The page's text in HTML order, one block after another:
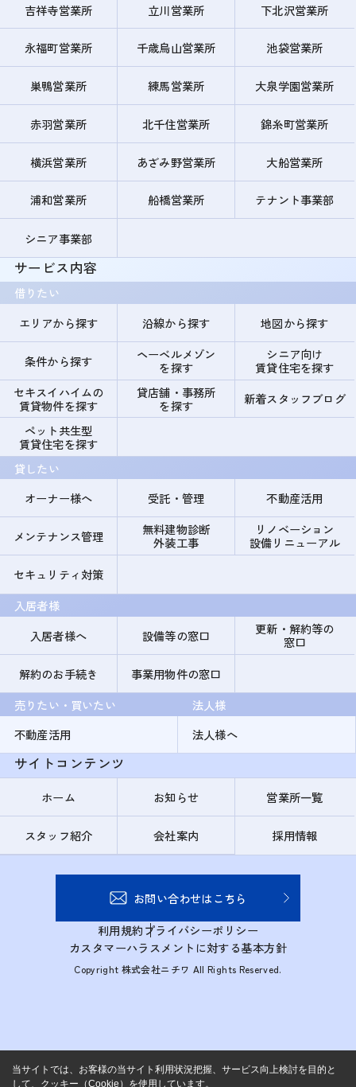
吉祥寺営業所 立川営業所 下北沢営業所
永福町営業所 千歳烏山営業所 池袋営業所
巣鴨営業所 練馬営業所 大泉学園営業所
赤羽営業所 北千住営業所 錦糸町営業所
横浜営業所 あざみ野営業所 大船営業所
浦和営業所 船橋営業所 テナント事業部
シニア事業部
サービス内容
借りたい
エリアから探す
沿線から探す 地図から探す
条件から探す
ヘーベルメゾン
を探す
シニア向け
賃貸住宅を探す
セキスイハイムの
賃貸物件を探す
貸店舗・事務所
を探す
新着スタッフブログ
ペット共生型
賃貸住宅を探す
貸したい
オーナー様へ
受託・管理 不動産活用
メンテナンス管理
無料建物診断
外装工事
リノベーション
設備リニューアル
セキュリティ対策
入居者様
入居者様へ
設備等の窓口
更新・解約等の
窓口
解約のお手続き
事業用物件の窓口
売りたい・買いたい
不動産活用
法人様
法人様へ
サイトコンテンツ
ホーム お知らせ 営業所一覧
スタッフ紹介 会社案内 採用情報
お問い合わせはこちら
利用規約プライバシーポリシー
カスタマーハラスメントに対する基本方針
Copyright 株式会社ニチワ All Rights Reserved.
当サイトでは、お客様の当サイト利用状況把握、サービス向上検討を目的と
して、クッキー（Cookie）を使用しています。